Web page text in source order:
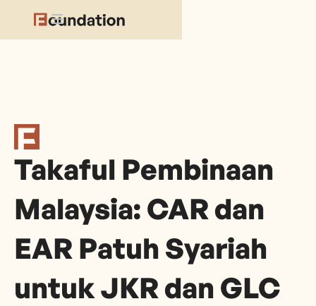
Takaful Pembinaan
Malaysia: CAR dan
EAR Patuh Syariah
untuk JKR dan GLC